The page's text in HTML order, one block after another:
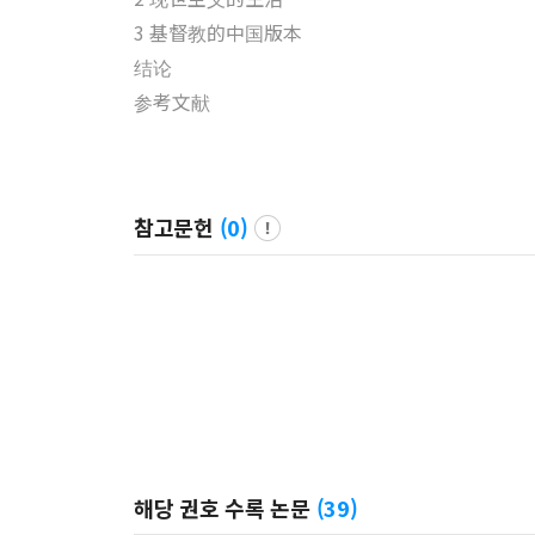
3 基督教的中国版本
结论
参考文献
참고문헌 (0)
해당 권호 수록 논문 (39)